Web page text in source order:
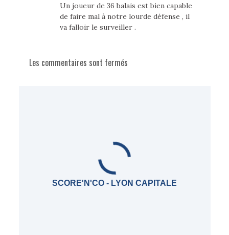
Un joueur de 36 balais est bien capable
de faire mal à notre lourde défense , il
va falloir le surveiller .
Les commentaires sont fermés
SCORE'N'CO - LYON CAPITALE